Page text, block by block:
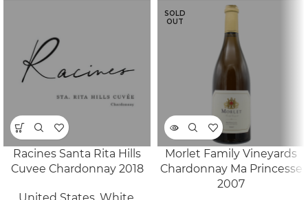
Racines Santa Rita Hills
Cuvee Chardonnay 2018
SOLD
OUT
Morlet Family Vineyards
Chardonnay Ma Princesse
2007